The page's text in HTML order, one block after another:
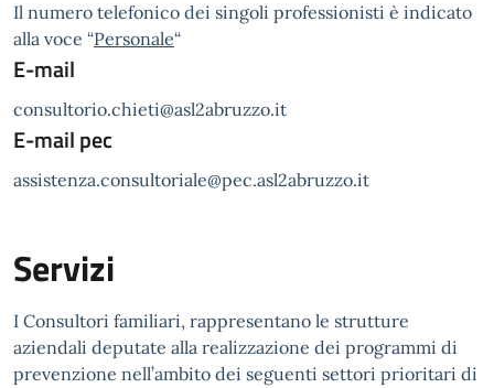
Il numero telefonico dei singoli professionisti è indicato
alla voce “Personale“
E-mail
consultorio.chieti@asl2abruzzo.it
E-mail pec
assistenza.consultoriale@pec.asl2abruzzo.it
Servizi
I Consultori familiari, rappresentano le strutture
aziendali deputate alla realizzazione dei programmi di
prevenzione nell’ambito dei seguenti settori prioritari di